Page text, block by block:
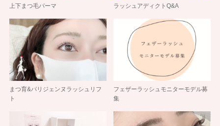
上下まつ毛パーマ ラッシュアディクトQ&A
まつ育&パリジェンヌラッシュリフ
ト
フェザーラッシュモニターモデル募
集